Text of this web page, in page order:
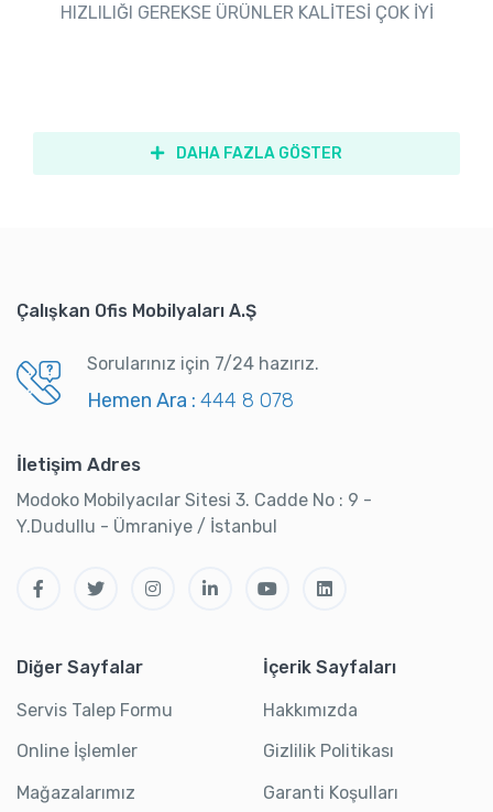
HIZLILIĞI GEREKSE ÜRÜNLER KALİTESİ ÇOK İYİ
DAHA FAZLA GÖSTER
Çalışkan Ofis Mobilyaları A.Ş
Sorularınız için 7/24 hazırız.
Hemen Ara : 444 8 078
İletişim Adres
Modoko Mobilyacılar Sitesi 3. Cadde No : 9 -
Y.Dudullu - Ümraniye / İstanbul
Diğer Sayfalar
Servis Talep Formu
Online İşlemler
Mağazalarımız
İçerik Sayfaları
Hakkımızda
Gizlilik Politikası
Garanti Koşulları